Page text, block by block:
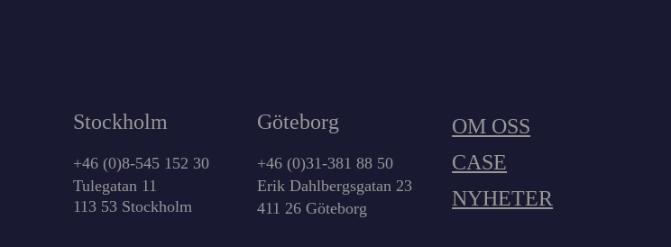
Stockholm
+46 (0)8-545 152 30
Tulegatan 11
113 53 Stockholm
Göteborg
+46 (0)31-381 88 50
Erik Dahlbergsgatan 23
411 26 Göteborg
OM OSS
CASE
NYHETER